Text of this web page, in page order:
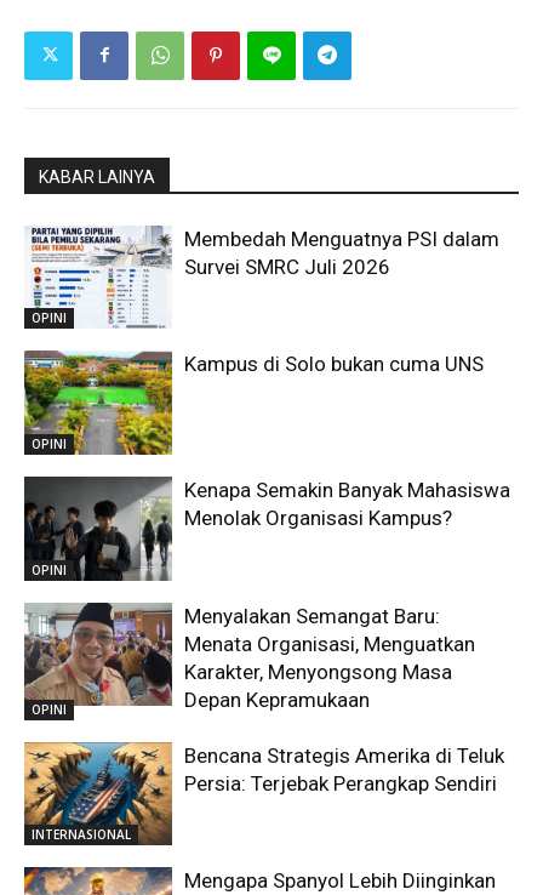
KABAR LAINYA
OPINI
Membedah Menguatnya PSI dalam
Survei SMRC Juli 2026
OPINI
Kampus di Solo bukan cuma UNS
OPINI
Kenapa Semakin Banyak Mahasiswa
Menolak Organisasi Kampus?
OPINI
Menyalakan Semangat Baru:
Menata Organisasi, Menguatkan
Karakter, Menyongsong Masa
Depan Kepramukaan
INTERNASIONAL
Bencana Strategis Amerika di Teluk
Persia: Terjebak Perangkap Sendiri
Mengapa Spanyol Lebih Diinginkan